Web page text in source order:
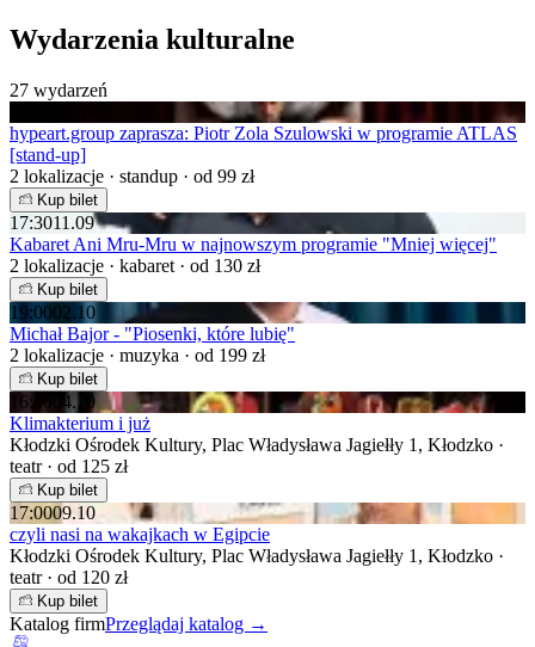
Wydarzenia kulturalne
27 wydarzeń
hypeart.group zaprasza: Piotr Zola Szulowski w programie ATLAS
[stand-up]
2 lokalizacje · standup · od 99 zł
Kup bilet
17:3011.09
Kabaret Ani Mru-Mru w najnowszym programie "Mniej więcej"
2 lokalizacje · kabaret · od 130 zł
Kup bilet
19:0002.10
Michał Bajor - "Piosenki, które lubię"
2 lokalizacje · muzyka · od 199 zł
Kup bilet
16:00
04.10
Klimakterium i już
Kłodzki Ośrodek Kultury, Plac Władysława Jagiełły 1, Kłodzko ·
teatr · od 125 zł
Kup bilet
17:0009.10
czyli nasi na wakajkach w Egipcie
Kłodzki Ośrodek Kultury, Plac Władysława Jagiełły 1, Kłodzko ·
teatr · od 120 zł
Kup bilet
Katalog firmPrzeglądaj katalog →